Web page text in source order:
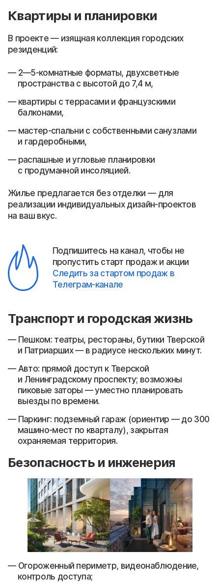
Квартиры и планировки
В проекте — изящная коллекция городских
резиденций:
2—5-комнатные форматы, двухсветные
пространства с высотой до 7,4 м,
квартиры с террасами и французскими
балконами,
мастер-спальни с собственными санузлами
и гардеробными,
распашные и угловые планировки
с продуманной инсоляцией.
Жилье предлагается без отделки — для
реализации индивидуальных дизайн-проектов
на ваш вкус.
Подпишитесь на канал, чтобы не
пропустить старт продаж и акции
Следить за стартом продаж в
Телеграм-канале
Транспорт и городская жизнь
Пешком: театры, рестораны, бутики Тверской
и Патриарших — в радиусе нескольких минут.
Авто: прямой доступ к Тверской
и Ленинградскому проспекту; возможны
пиковые заторы — уместно планировать
выезды по времени.
Паркинг: подземный гараж (ориентир — до 300
машино-мест по кварталу), закрытая
охраняемая территория.
Безопасность и инженерия
Огороженный периметр, видеонаблюдение,
контроль доступа;